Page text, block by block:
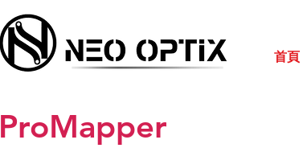
首頁
ProMapper